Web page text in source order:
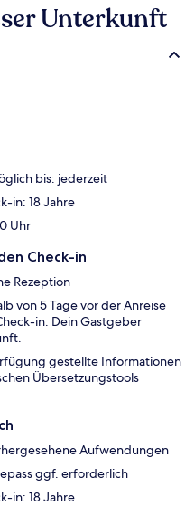
Unterkunft
bis: jederzeit
in: 18 Jahre
Uhr
Check-in
Rezeption
von 5 Tage vor der Anreise
in. Dein Gastgeber
gestellte Informationen
Übersetzungstools
Aufwendungen
ggf. erforderlich
in: 18 Jahre